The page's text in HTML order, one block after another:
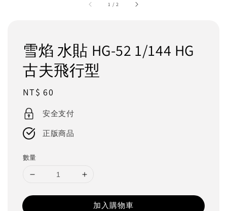
1 /2
雪焰 水貼 HG-52 1/144 HG
古夫飛行型
Regular
price
NT$ 60
安全支付
正版商品
數量
加入購物車